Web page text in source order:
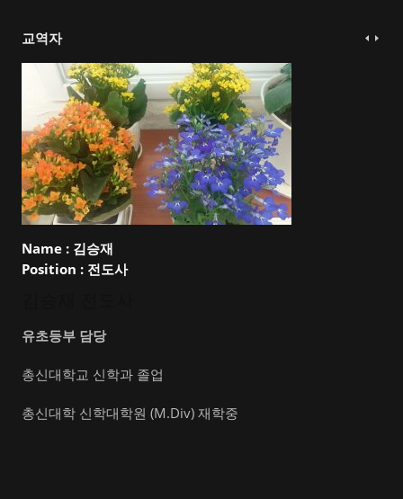
교역자
Name : 김승재
Position : 전도사
유초등부 담당
총신대학교 신학과 졸업
총신대학 신학대학원 (M.Div) 재학중